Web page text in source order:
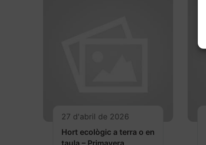
27 d'abril de 2026
Hort ecològic a terra o en
taula – Primavera